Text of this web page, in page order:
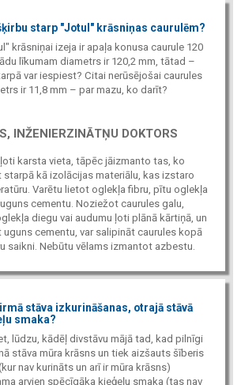
starp "Jotul" krāsniņas caurulēm?
krāsniņai izeja ir apaļa konusa caurule 120
līkumam diametrs ir 120,2 mm, tātad –
var iespiest? Citai nerūsējošai caurules
ir 11,8 mm – par mazu, ko darīt?
INŽENIERZINĀTŅU DOKTORS
karsta vieta, tāpēc jāizmanto tas, ko
starpā kā izolācijas materiālu, kas izstaro
Varētu lietot oglekļa fibru, pītu oglekļa
cementu. Noziežot caurules galu,
diegu vai audumu ļoti plānā kārtiņā, un
cementu, var salipināt caurules kopā
saikni. Nebūtu vēlams izmantot azbestu.
stāva izkurināšanas, otrajā stāvā
smaka?
lūdzu, kādēļ divstāvu mājā tad, kad pilnīgi
stāva mūra krāsns un tiek aizšauts šīberis
nav kurināts un arī ir mūra krāsns)
arvien spēcīgāka ķieģeļu smaka (tas nav